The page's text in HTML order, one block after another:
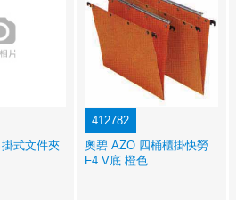
式文件夾
412782
奧碧 AZO 四桶櫃掛快勞
F4 V底 橙色